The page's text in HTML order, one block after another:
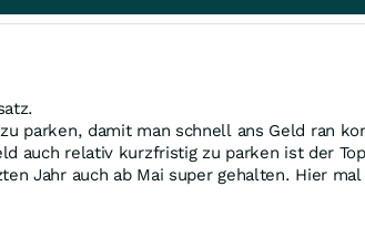
parken, damit man schnell ans Geld ran
auch relativ kurzfristig zu parken ist der
Jahr auch ab Mai super gehalten. Hier